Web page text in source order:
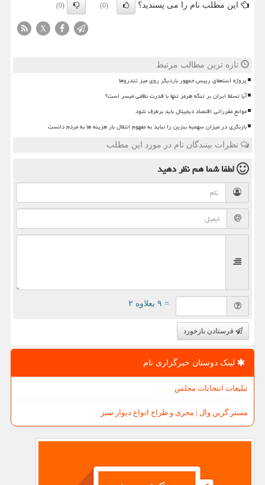
این مطلب نام را می پسندید؟ (0)
(0)
X
تازه ترین مطالب مرتبط
پروژه استعفای رییس جمهور باردیگر روی میز تندروها
آیا تسلط ایران بر تنگه هرمز تنها با قدرت نظامی میسر است؟
موانع مقرراتی اقتصاد دیجیتال باید برطرف شود
بازنگری در میزان سهمیه بنزین را نباید به مفهوم انتقال بار هزینه ها به مردم دانست
نظرات بینندگان نام در مورد این مطلب
لطفا شما همنظر دهید
= ۹ بعلاوه ۲
فرستادن بازخورد
لینک دوستان خبرگزاری نام
تبلیغات انتخابات مجلس
مستر گرین وال | مجری و طراح انواع دیوار سبز